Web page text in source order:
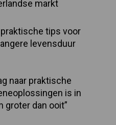
markt
tips voor
levensduur
naar praktische
is in
groter dan ooit”